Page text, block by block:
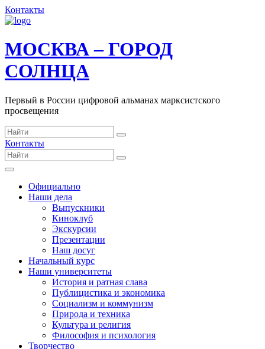
Контакты
МОСКВА – ГОРОД
СОЛНЦА
Первый в России цифровой альманах марксистского
просвещения
Контакты
Официально
Наши дела
Выпускники
Киноклуб
Экскурсии
Презентации
Наш досуг
Начальный курс
Наши университеты
История и ратная слава
Публицистика и экономика
Социализм и коммунизм
Природа и техника
Культура и религия
Философия и психология
Творчество